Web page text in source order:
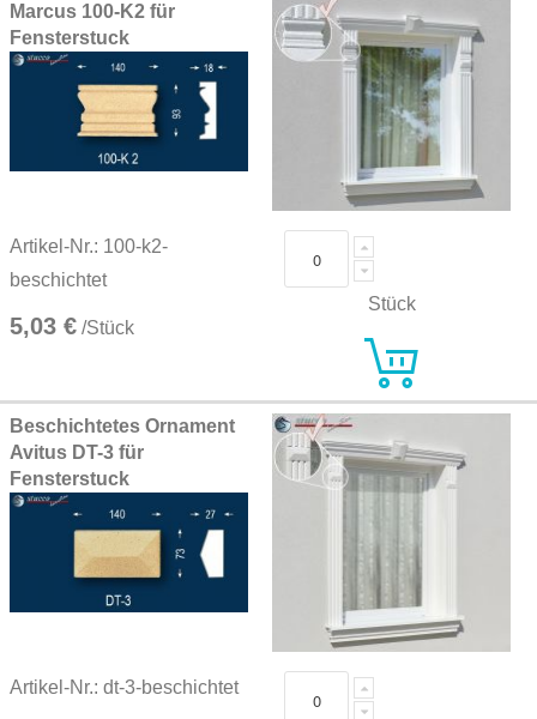
Marcus 100-K2 für
Fensterstuck
Artikel-Nr.: 100-k2-
beschichtet
5,03 € /Stück
Stück
Beschichtetes Ornament
Avitus DT-3 für
Fensterstuck
Artikel-Nr.: dt-3-beschichtet